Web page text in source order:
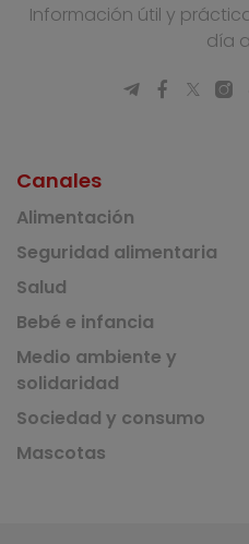
Información útil y
día
Canales
Alimentación
Seguridad alimentaria
Salud
Bebé e infancia
Medio ambiente y
solidaridad
Sociedad y consumo
Mascotas